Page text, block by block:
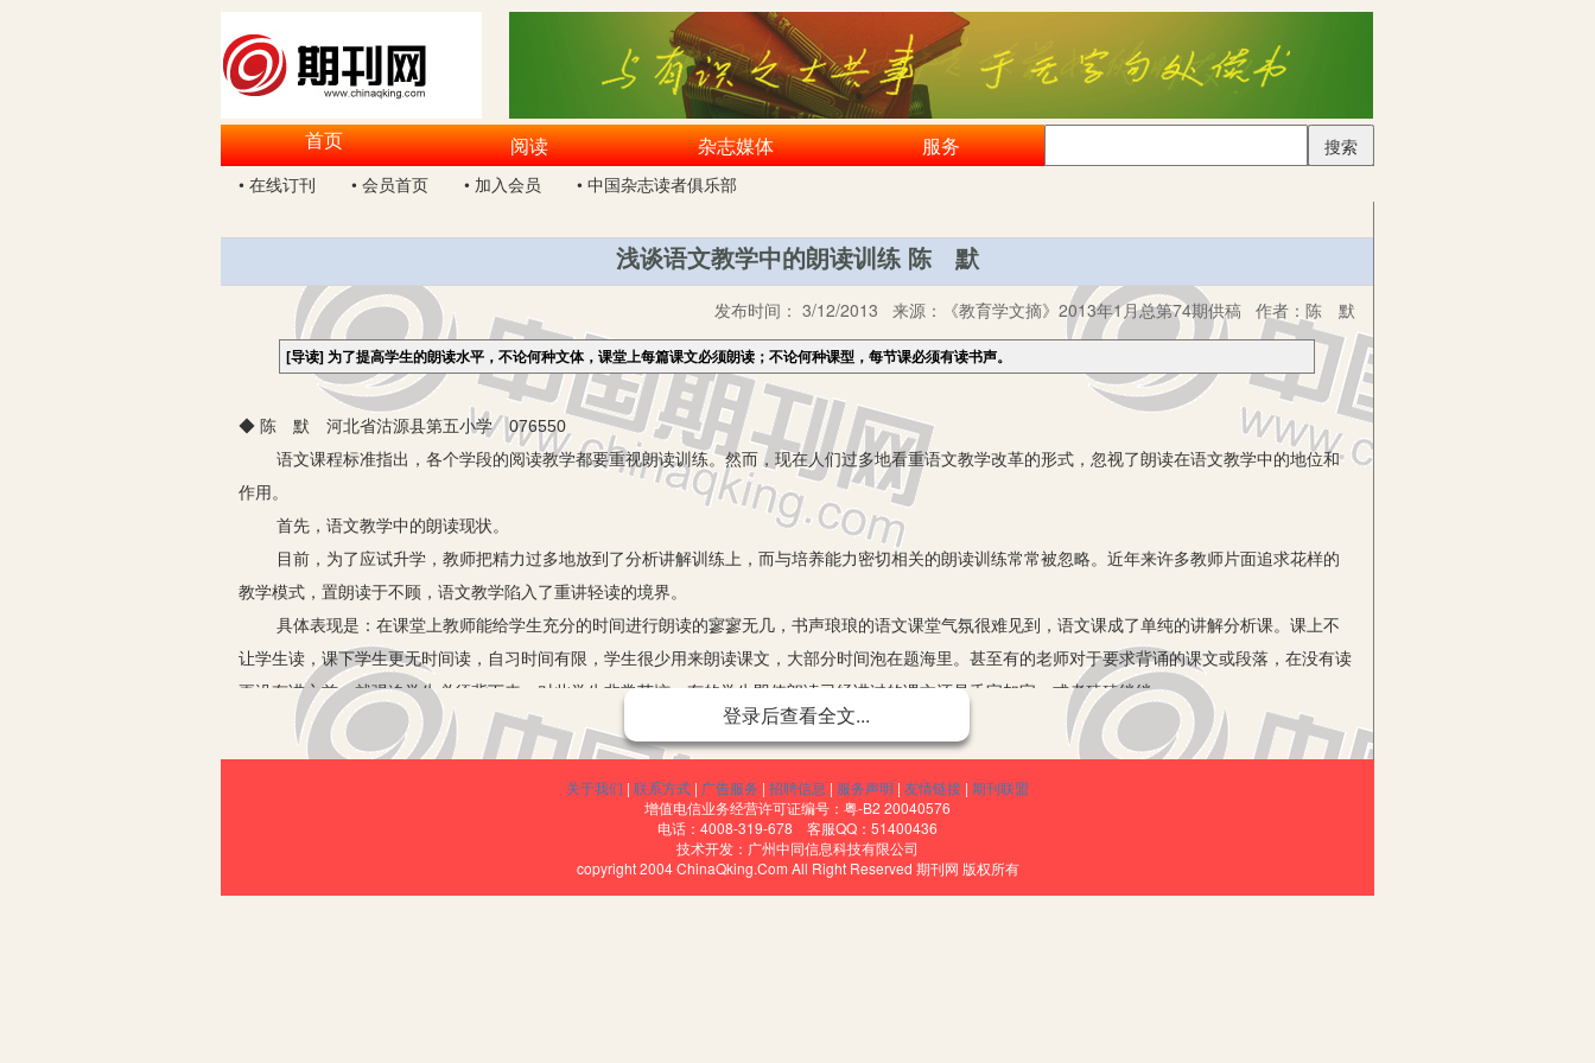
首页 阅读 杂志媒体 服务
搜索
• 在线订刊
• 会员首页 • 加入会员 • 中国杂志读者俱乐部
浅谈语文教学中的朗读训练 陈 默
发布时间： 3/12/2013 来源： 《教育学文摘》2013年1月总第74期供稿 作者： 陈 默
[导读] 为了提高学生的朗读水平，不论何种文体，课堂上每篇课文必须朗读；不论何种课型，每节课必须有读书声。
◆ 陈 默 河北省沽源县第五小学 076550
语文课程标准指出，各个学段的阅读教学都要重视朗读训练。然而，现在人们过多地看重语文教学改革的形式，忽视了朗读在语文教学中的地位和
作用。
首先，语文教学中的朗读现状。
目前，为了应试升学，教师把精力过多地放到了分析讲解训练上，而与培养能力密切相关的朗读训练常常被忽略。近年来许多教师片面追求花样的
教学模式，置朗读于不顾，语文教学陷入了重讲轻读的境界。
具体表现是：在课堂上教师能给学生充分的时间进行朗读的寥寥无几，书声琅琅的语文课堂气氛很难见到，语文课成了单纯的讲解分析课。课上不
让学生读，课下学生更无时间读，自习时间有限，学生很少用来朗读课文，大部分时间泡在题海里。甚至有的老师对于要求背诵的课文或段落，在没有读
更没有讲之前，就强迫学生必须背下来，对此学生非常苦恼。有的学生即使朗读已经讲过的课文还是丢字加字，或者磕磕绊绊。
其次，朗读的重要意义。
1.朗读是语文教学的重要方法
朗读是我国传统语文教学的一种重要方法，在实施新课程标准的今天仍要予以继承。新课程标准明确指出：要让学生充分地读，在读中充分感知，
通过朗读，可以帮助学生积累词汇、增强语感，可以帮助学生理解课文的字词篇章、领会语言的感情色彩、再现作品的艺术形象，使学生进入作品
登录后查看全文...
关于我们 | 联系方式 | 广告服务 | 招聘信息 | 服务声明 | 友情链接 | 期刊联盟
增值电信业务经营许可证编号：粤-B2 20040576
电话：4008-319-678 客服QQ：51400436
技术开发：广州中同信息科技有限公司
copyright 2004 ChinaQking.Com All Right Reserved 期刊网 版权所有